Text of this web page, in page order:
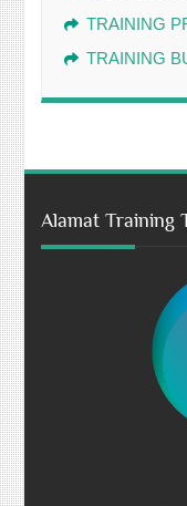
TRAINING
TRAINING
Alamat Training